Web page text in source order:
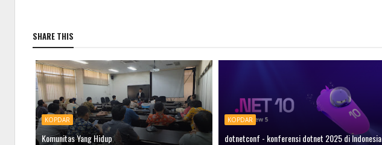
SHARE THIS
KOPDAR
Komunitas Yang Hidup
KOPDAR
dotnetconf - konferensi dotnet 2025 di Indonesia